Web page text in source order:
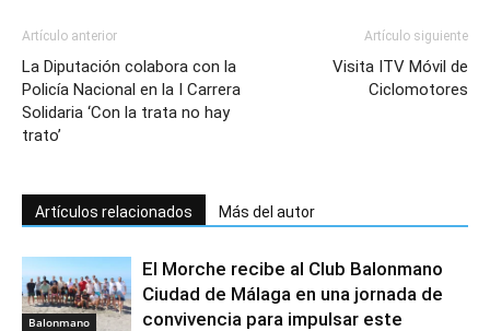
Artículo anterior
La Diputación colabora con la
Policía Nacional en la I Carrera
Solidaria ‘Con la trata no hay
trato’
Artículo siguiente
Visita ITV Móvil de
Ciclomotores
Artículos relacionados Más del autor
Balonmano
El Morche recibe al Club Balonmano
Ciudad de Málaga en una jornada de
convivencia para impulsar este